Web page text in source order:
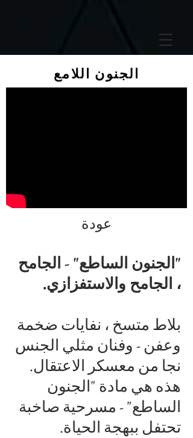
الجنون اللامع
عودة
"الجنون الساطع" - الجامح
، الجامح والاستفزازي.
بلاط متسخ ، نفايات ضخمة
وعفن - وفنان مثلي الجنس
نجا من معسكر الاعتقال.
هذه هي مادة "الجنون
الساطع" - مسرحية صاخبة
تحتفل ببهجة الحياة.